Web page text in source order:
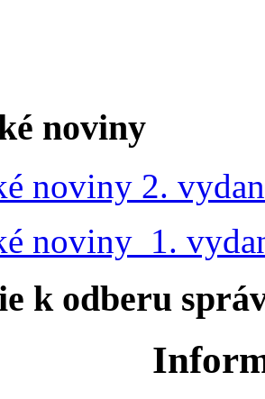
noviny
noviny 2.
noviny 1.
k odberu